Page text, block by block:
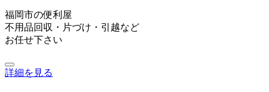
福岡市の便利屋
不用品回収・片づけ・引越など
お任せ下さい
詳細を見る